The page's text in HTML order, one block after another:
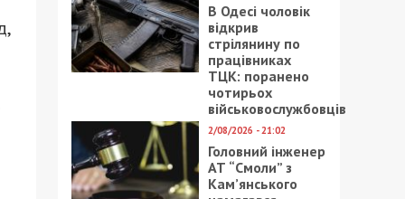
В Одесі чоловік
відкрив
стрілянину по
працівниках
ТЦК: поранено
чотирьох
військовослужбовців
2/08/2026 - 21:02
Головний інженер
АТ “Смоли” з
Кам’янського